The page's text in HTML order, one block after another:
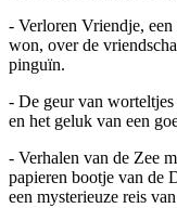
- Verloren Vriendje,
won, over de
pinguïn.
- De geur van
en het geluk van een
- Verhalen van de Zee
papieren bootje van de
een mysterieuze reis